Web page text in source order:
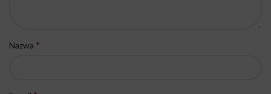
Nazwa *